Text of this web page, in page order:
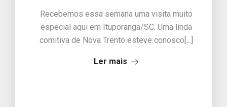
Recebemos essa semana uma visita muito
especial aqui em Ituporanga/SC. Uma linda
comitiva de Nova Trento esteve conosco[...]
Ler mais